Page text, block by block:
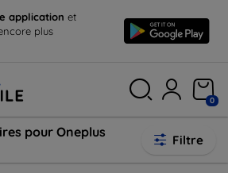
application et
plus
0
pour Oneplus
Filtre